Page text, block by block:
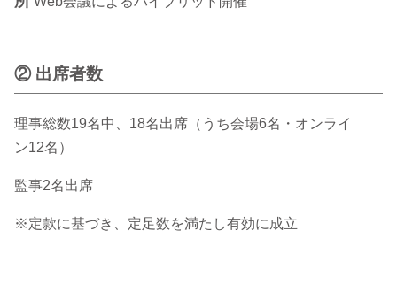
② 出席者数
理事総数19名中、18名出席（うち会場6名・オンライ
ン12名）
監事2名出席
※定款に基づき、定足数を満たし有効に成立